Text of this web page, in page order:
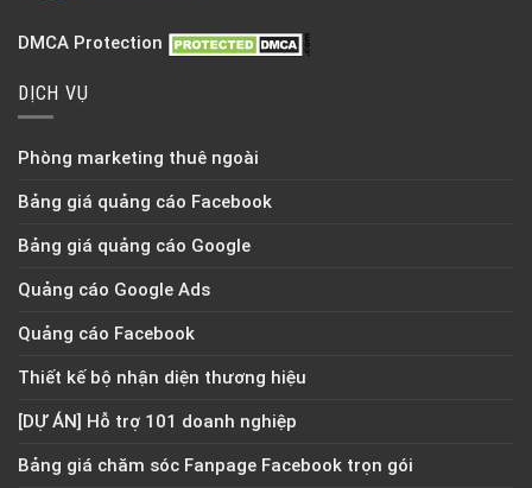
DMCA Protection
DỊCH VỤ
Phòng marketing thuê ngoài
Bảng giá quảng cáo Facebook
Bảng giá quảng cáo Google
Quảng cáo Google Ads
Quảng cáo Facebook
Thiết kế bộ nhận diện thương hiệu
[DỰ ÁN] Hỗ trợ 101 doanh nghiệp
Bảng giá chăm sóc Fanpage Facebook trọn gói